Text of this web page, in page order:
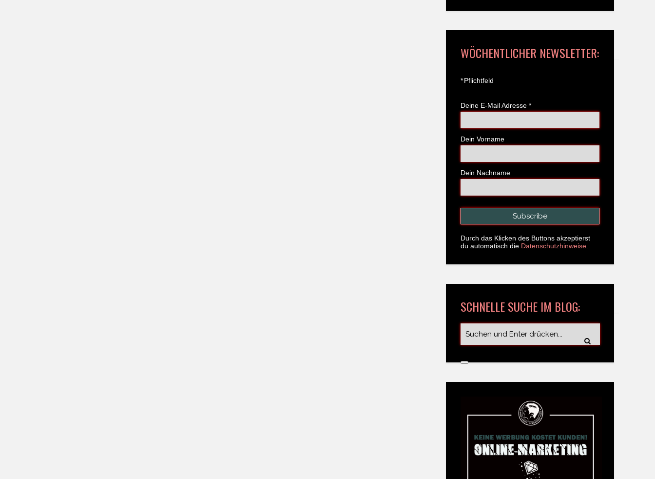
WÖCHENTLICHER NEWSLETTER:
*Pflichtfeld
Deine E-Mail Adresse *
Dein Vorname
Dein Nachname
Durch das Klicken des Buttons akzeptierst
du automatisch die Datenschutzhinweise.
SCHNELLE SUCHE IM BLOG: